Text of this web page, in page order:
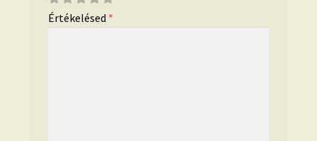
Értékelésed *